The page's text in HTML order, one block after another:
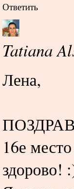
Ответить
Tatiana
Лена,
16е
здорово!